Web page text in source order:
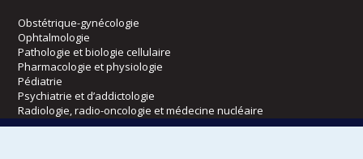
Obstétrique-gynécologie
Ophtalmologie
Pathologie et biologie cellulaire
Pharmacologie et physiologie
Pédiatrie
Psychiatrie et d’addictologie
Radiologie, radio-oncologie et médecine nucléaire